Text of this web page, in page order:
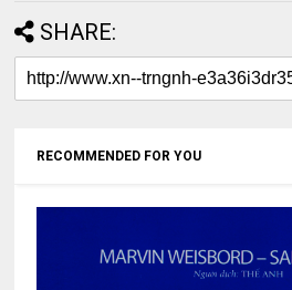
SHARE:
RECOMMENDED FOR YOU